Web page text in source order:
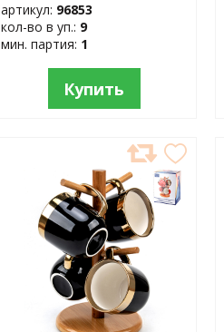
артикул: 96853
кол-во в уп.: 9
мин. партия: 1
Купить
ИЗБРАННОЕ